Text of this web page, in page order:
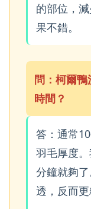
的部位，
果不錯。
問：柯爾鴨
時間？
答：通常
羽毛厚度
分鐘就夠
透，反而更